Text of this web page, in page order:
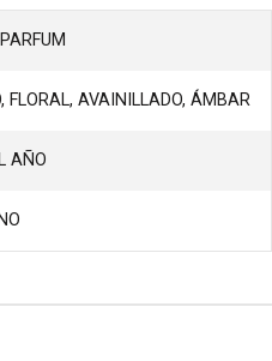
FLORAL, AVAINILLADO, ÁMBAR
AÑO